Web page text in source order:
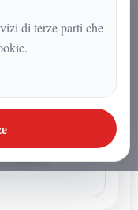
di terze parti che